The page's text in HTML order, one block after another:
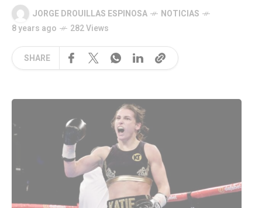
JORGE DROUILLAS ESPINOSA
NOTICIAS
8 years ago
282 Views
SHARE